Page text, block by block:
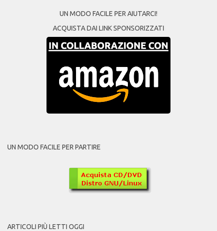
UN MODO FACILE PER AIUTARCI!
ACQUISTA DAI LINK SPONSORIZZATI
UN MODO FACILE PER PARTIRE
ARTICOLI PIÙ LETTI OGGI